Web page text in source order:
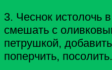
3. Чеснок истолочь
смешать с
петрушкой,
поперчить, посолить.